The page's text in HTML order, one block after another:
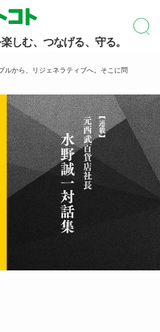
しむ、つなげる、守る。
ルから、リジェネラティブへ。そこに問